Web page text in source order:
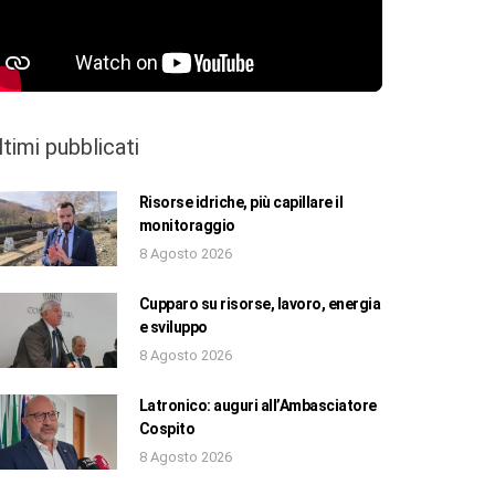
pubblicati
Risorse idriche, più capillare il
monitoraggio
8 Agosto 2026
Cupparo su risorse, lavoro, energia
e sviluppo
8 Agosto 2026
Latronico: auguri all’Ambasciatore
Cospito
8 Agosto 2026